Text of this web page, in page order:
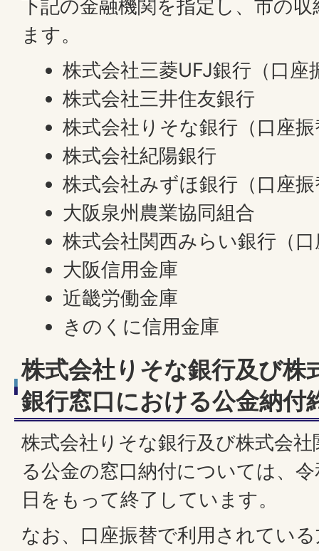
下記の金融機関を指定し、市の
ます。
株式会社三菱UFJ銀行（口座
株式会社三井住友銀行
株式会社りそな銀行（口座
株式会社紀陽銀行
株式会社みずほ銀行（口座
大阪泉州農業協同組合
株式会社関西みらい銀行（
大阪信用金庫
近畿労働金庫
きのくに信用金庫
株式会社りそな銀行及び株
銀行窓口における公金納付
株式会社りそな銀行及び株式会
る公金の窓口納付については、
日をもって終了しています。
なお、口座振替で利用されてい